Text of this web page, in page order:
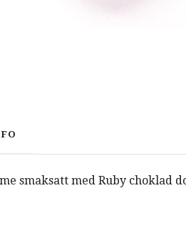
smaksatt med Ruby choklad